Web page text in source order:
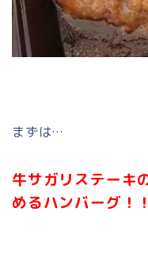
まずは…
牛サガリステーキ
めるハンバーグ！